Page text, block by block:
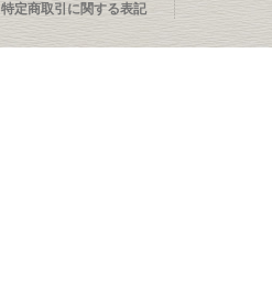
特定商取引に関する表記